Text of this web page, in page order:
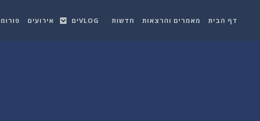
דף הבית מאמרים והרצאות חדשות VLOGים אירועים